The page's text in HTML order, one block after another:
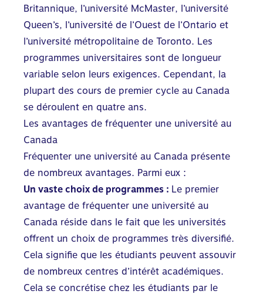
Britannique, l’université McMaster, l’université
Queen’s, l’université de l’Ouest de l’Ontario et
l’université métropolitaine de Toronto. Les
programmes universitaires sont de longueur
variable selon leurs exigences. Cependant, la
plupart des cours de premier cycle au Canada
se déroulent en quatre ans.
Les avantages de fréquenter une université au
Canada
Fréquenter une université au Canada présente
de nombreux avantages. Parmi eux :
Un vaste choix de programmes : Le premier
avantage de fréquenter une université au
Canada réside dans le fait que les universités
offrent un choix de programmes très diversifié.
Cela signifie que les étudiants peuvent assouvir
de nombreux centres d’intérêt académiques.
Cela se concrétise chez les étudiants par le